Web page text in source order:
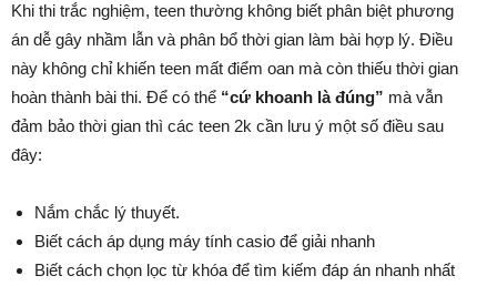
Khi thi trắc nghiệm, teen thường không biết phân biệt phương
án dễ gây nhầm lẫn và phân bổ thời gian làm bài hợp lý. Điều
này không chỉ khiến teen mất điểm oan mà còn thiếu thời gian
hoàn thành bài thi. Để có thể “cứ khoanh là đúng” mà vẫn
đảm bảo thời gian thì các teen 2k cần lưu ý một số điều sau
đây:
Nắm chắc lý thuyết.
Biết cách áp dụng máy tính casio để giải nhanh
Biết cách chọn lọc từ khóa để tìm kiếm đáp án nhanh nhất